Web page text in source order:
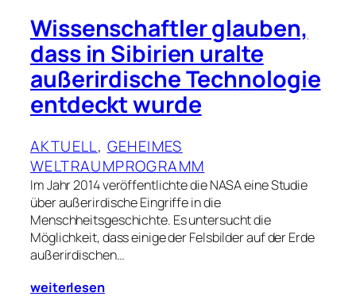
Wissenschaftler glauben,
dass in Sibirien uralte
außerirdische Technologie
entdeckt wurde
AKTUELL, GEHEIMES
WELTRAUMPROGRAMM
Im Jahr 2014 veröffentlichte die NASA eine Studie
über außerirdische Eingriffe in die
Menschheitsgeschichte. Es untersucht die
Möglichkeit, dass einige der Felsbilder auf der Erde
außerirdischen…
weiterlesen